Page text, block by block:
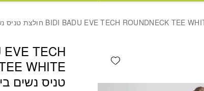
TECH
טניס נשים
Add wishlist